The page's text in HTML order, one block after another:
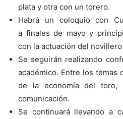
plata y otra con un torero.
Habrá un coloquio con
a finales de mayo y
con la actuación del
Se seguirán realizando
académico. Entre los temas
de la economía del toro,
comunicación.
Se continuará llevando a